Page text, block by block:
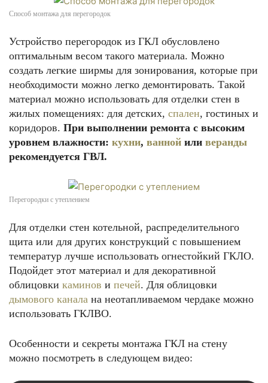
Способ монтажа для перегородок
Устройство перегородок из ГКЛ обусловлено
оптимальным весом такого материала. Можно
создать легкие ширмы для зонирования, которые при
необходимости можно легко демонтировать. Такой
материал можно использовать для отделки стен в
жилых помещениях: для детских, спален, гостиных и
коридоров. При выполнении ремонта с высоким
уровнем влажности: кухни, ванной или веранды
рекомендуется ГВЛ.
Перегородки с утеплением
Для отделки стен котельной, распределительного
щита или для других конструкций с повышением
температур лучше использовать огнестойкий ГКЛО.
Подойдет этот материал и для декоративной
облицовки каминов и печей. Для облицовки
дымового канала на неотапливаемом чердаке можно
использовать ГКЛВО.
Особенности и секреты монтажа ГКЛ на стену
можно посмотреть в следующем видео: